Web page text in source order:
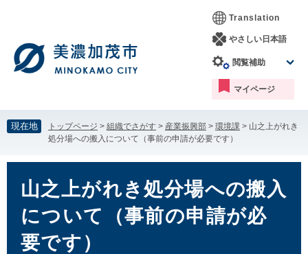
す。
し
て
本
へ
Translation
やさしい日本語
閲覧補助
マイページ
現在地 トップページ > 組織でさがす > 産業振興部 > 環境課 > 山之上がれき
処分場への搬入について（事前の申請が必要です）
山之上がれき処分場への搬入
について（事前の申請が必
要です）